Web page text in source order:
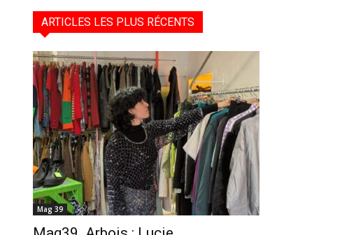
ARTICLES LES PLUS RÉCENTS
Mag 39